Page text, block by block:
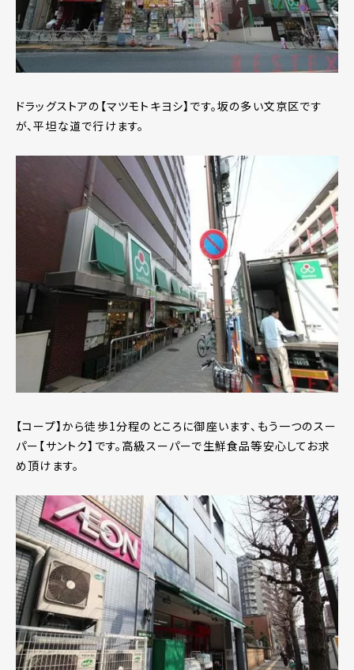
ドラッグストアの【マツモトキヨシ】です。坂の多い文京区です
が、平坦な道で行けます。
【コープ】から徒歩1分程のところに御座います、もう一つのスー
パー【サントク】です。高級スーパーで生鮮食品等安心してお求
め頂けます。